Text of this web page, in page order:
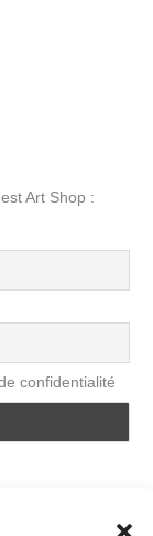
Art Shop :
confidentialité